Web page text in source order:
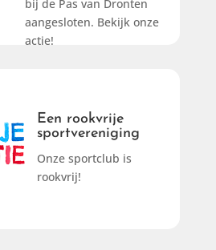
bij de Pas van Dronten
aangesloten. Bekijk onze
actie!
Een rookvrije
sportvereniging
Onze sportclub is
rookvrij!